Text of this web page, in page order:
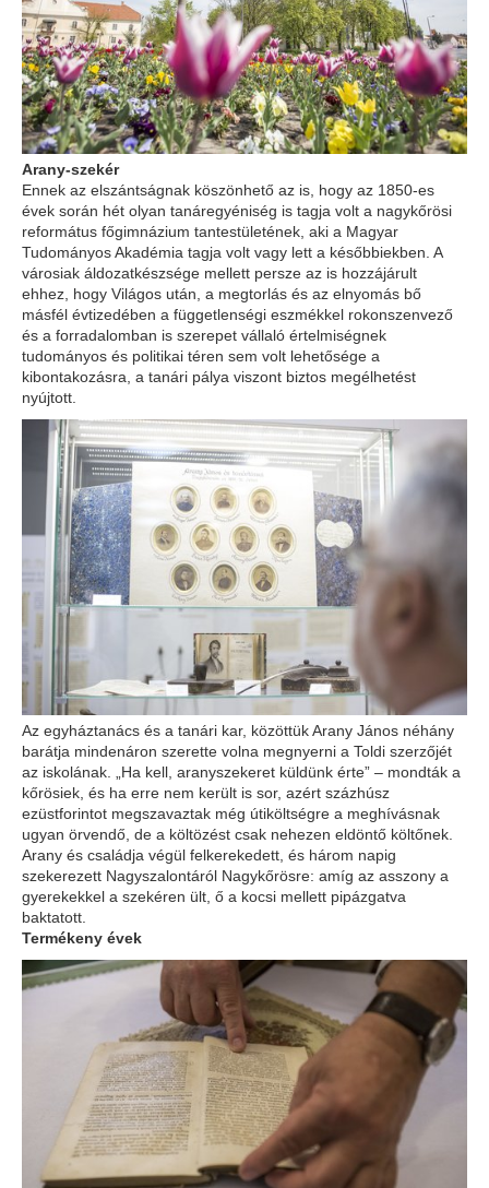
Arany-szekér
Ennek az elszántságnak köszönhető az is, hogy az 1850-es
évek során hét olyan tanáregyéniség is tagja volt a nagykőrösi
református főgimnázium tantestületének, aki a Magyar
Tudományos Akadémia tagja volt vagy lett a későbbiekben. A
városiak áldozatkészsége mellett persze az is hozzájárult
ehhez, hogy Világos után, a megtorlás és az elnyomás bő
másfél évtizedében a függetlenségi eszmékkel rokonszenvező
és a forradalomban is szerepet vállaló értelmiségnek
tudományos és politikai téren sem volt lehetősége a
kibontakozásra, a tanári pálya viszont biztos megélhetést
nyújtott.
Az egyháztanács és a tanári kar, közöttük Arany János néhány
barátja mindenáron szerette volna megnyerni a Toldi szerzőjét
az iskolának. „Ha kell, aranyszekeret küldünk érte” – mondták a
kőrösiek, és ha erre nem került is sor, azért százhúsz
ezüstforintot megszavaztak még útiköltségre a meghívásnak
ugyan örvendő, de a költözést csak nehezen eldöntő költőnek.
Arany és családja végül felkerekedett, és há­rom napig
szekerezett Nagyszalontáról Nagykőrösre: amíg az asszony a
gyerekekkel a szekéren ült, ő a kocsi mellett pipázgatva
baktatott.
Termékeny évek